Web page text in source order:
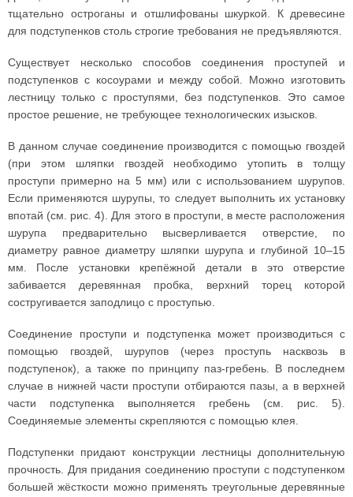
тщательно остроганы и отшлифованы шкуркой. К древесине
для подступенков столь строгие требования не предъявляются.
Существует несколько способов соединения проступей и
подступенков с косоурами и между собой. Можно изготовить
лестницу только с проступями, без подступенков. Это самое
простое решение, не требующее технологических изысков.
В данном случае соединение производится с помощью гвоздей
(при этом шляпки гвоздей необходимо утопить в толщу
проступи примерно на 5 мм) или с использованием шурупов.
Если применяются шурупы, то следует выполнить их установку
впотай (см. рис. 4). Для этого в проступи, в месте расположения
шурупа предварительно высверливается отверстие, по
диаметру равное диаметру шляпки шурупа и глубиной 10–15
мм. После установки крепёжной детали в это отверстие
забивается деревянная пробка, верхний торец которой
состругивается заподлицо с проступью.
Соединение проступи и подступенка может производиться с
помощью гвоздей, шурупов (через проступь насквозь в
подступенок), а также по принципу паз-гребень. В последнем
случае в нижней части проступи отбираются пазы, а в верхней
части подступенка выполняется гребень (см. рис. 5).
Соединяемые элементы скрепляются с помощью клея.
Подступенки придают конструкции лестницы дополнительную
прочность. Для придания соединению проступи с подступенком
большей жёсткости можно применять треугольные деревянные